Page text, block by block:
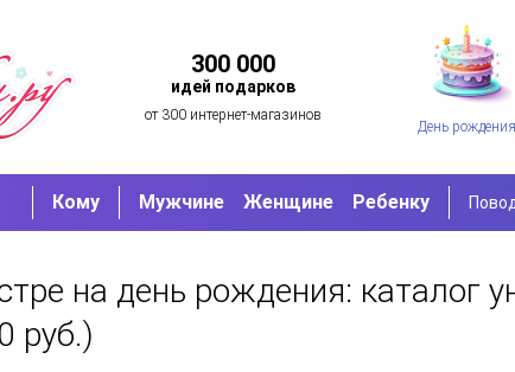
300 000
идей подарков
от 300 интернет-магазинов
День рождения
Кому Мужчине Женщине Ребенку
на день рождения: каталог
руб.)